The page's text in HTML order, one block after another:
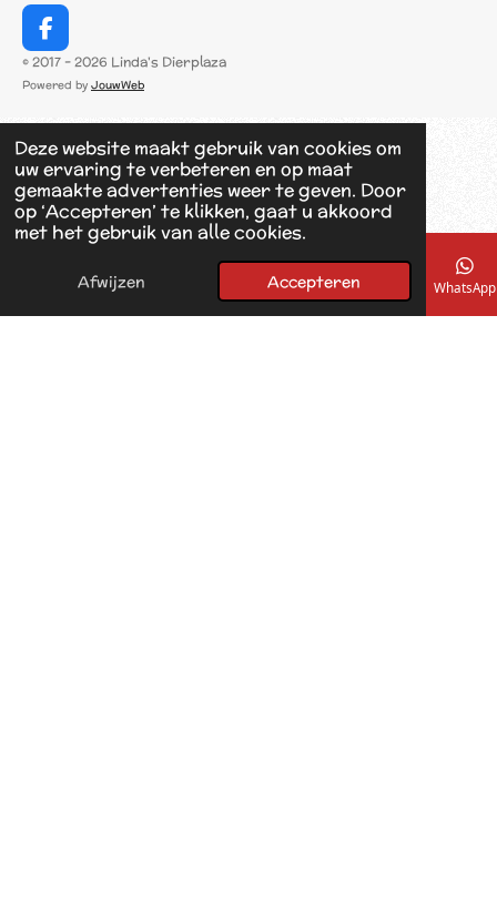
Deze website maakt gebruik van cookies om
uw ervaring te verbeteren en op maat
gemaakte advertenties weer te geven. Door
op ‘Accepteren’ te klikken, gaat u akkoord
met het gebruik van alle cookies.
Afwijzen Accepteren
F
a
c
b
o
o
k
© 2017 - 2026 Linda's Dierplaza
Powered by JouwWeb
E-mailadres Telefoonnummer Kaart Facebook WhatsApp